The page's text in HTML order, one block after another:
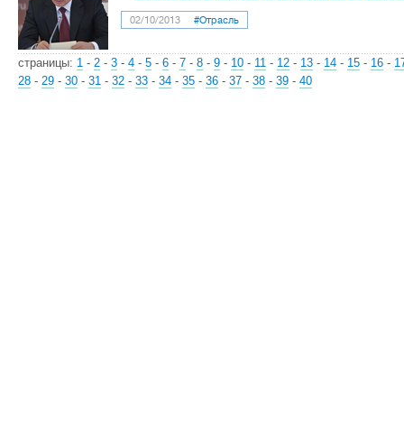
02/10/2013 #Отрасль
страницы: 1 - 2 - 3 - 4 - 5 - 6 - 7 - 8 - 9 - 10 - 11 - 12 - 13 - 14 - 15 - 16 -
28 - 29 - 30 - 31 - 32 - 33 - 34 - 35 - 36 - 37 - 38 - 39 - 40